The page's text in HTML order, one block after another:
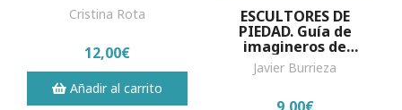
Cristina Rota
12,00€
Añadir al carrito
ESCULTORES DE
PIEDAD. Guía de
imagineros de
Valladolid.
Javier Burrieza